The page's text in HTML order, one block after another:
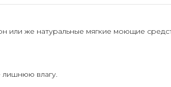
или же натуральные мягкие моющие
лишнюю влагу.